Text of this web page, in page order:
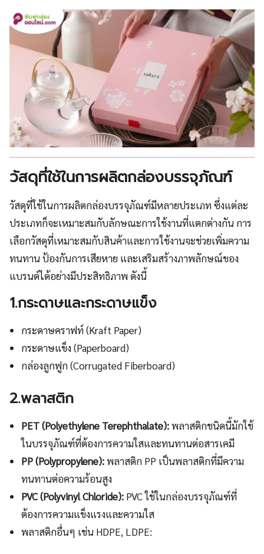
วัสดุที่ใช้ในการผลิตกล่องบรรจุภัณฑ์
วัสดุที่ใช้ในการผลิตกล่องบรรจุภัณฑ์มีหลายประเภท ซึ่งแต่ละ
ประเภทก็จะเหมาะสมกับลักษณะการใช้งานที่แตกต่างกัน การ
เลือกวัสดุที่เหมาะสมกับสินค้าและการใช้งานจะช่วยเพิ่มความ
ทนทาน ป้องกันการเสียหาย และเสริมสร้างภาพลักษณ์ของ
แบรนด์ได้อย่างมีประสิทธิภาพ ดังนี้
1.กระดาษและกระดาษแข็ง
กระดาษคราฟท์ (Kraft Paper)
กระดาษแข็ง (Paperboard)
กล่องลูกฟูก (Corrugated Fiberboard)
2.พลาสติก
PET (Polyethylene Terephthalate):พลาสติกชนิดนี้มักใช้
ในบรรจุภัณฑ์ที่ต้องการความใสและทนทานต่อสารเคมี
PP (Polypropylene):พลาสติก PP เป็นพลาสติกที่มีความ
ทนทานต่อความร้อนสูง
PVC (Polyvinyl Chloride): PVC ใช้ในกล่องบรรจุภัณฑ์ที่
ต้องการความแข็งแรงและความใส
พลาสติกอื่นๆ เช่น HDPE, LDPE: